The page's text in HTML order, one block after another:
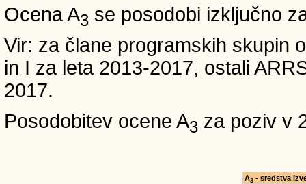
Ocena A3 se posodobi izključno
Vir: za člane programskih skupin
in I za leta 2013-2017, ostali
2017.
Posodobitev ocene A3 za poziv v
A3- sredstva